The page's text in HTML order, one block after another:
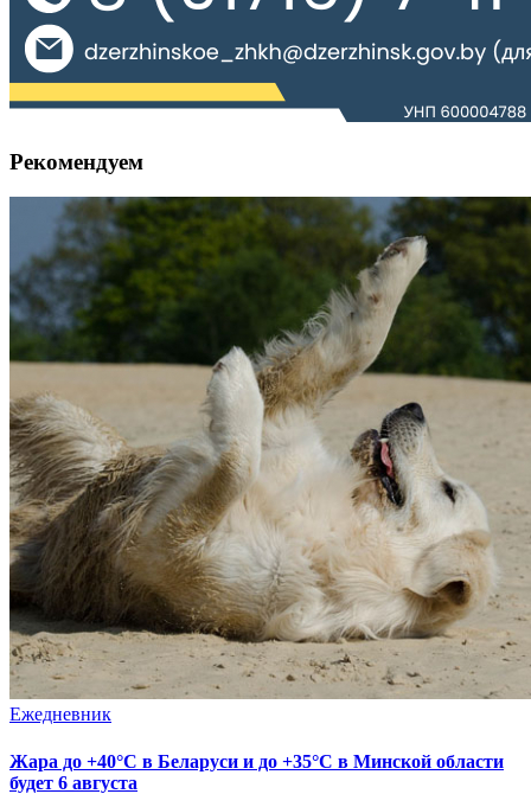
Рекомендуем
Ежедневник
Жара до +40°С в Беларуси и до +35°С в Минской области
будет 6 августа